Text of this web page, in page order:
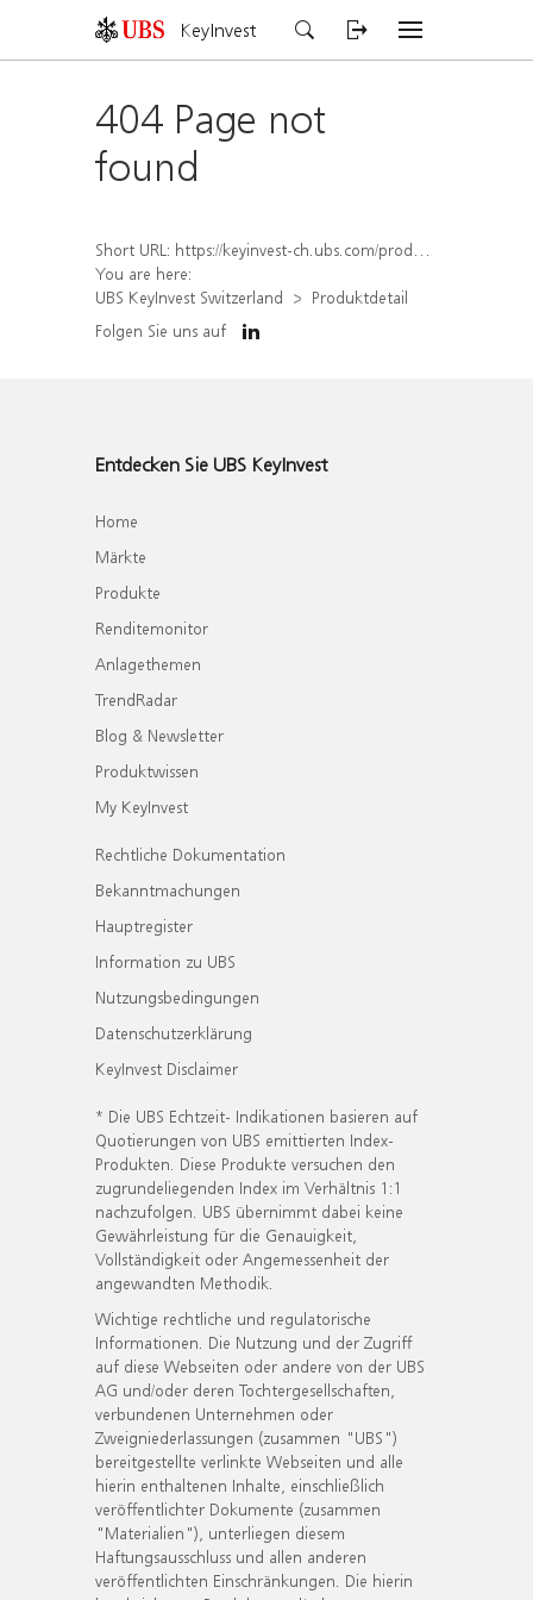
KeyInvest
404 Page not
found
Short URL: https://keyinvest-ch.ubs.com/produkt/detail/index/isin/CH1572312804
You are here:
UBS KeyInvest Switzerland
Produktdetail
Folgen Sie uns auf
Entdecken Sie UBS KeyInvest
Home
Märkte
Produkte
Renditemonitor
Anlagethemen
TrendRadar
Blog & Newsletter
Produktwissen
My KeyInvest
Rechtliche Dokumentation
Bekanntmachungen
Hauptregister
Information zu UBS
Nutzungsbedingungen
Datenschutzerklärung
KeyInvest Disclaimer
* Die UBS Echtzeit- Indikationen basieren auf
Quotierungen von UBS emittierten Index-
Produkten. Diese Produkte versuchen den
zugrundeliegenden Index im Verhältnis 1:1
nachzufolgen. UBS übernimmt dabei keine
Gewährleistung für die Genauigkeit,
Vollständigkeit oder Angemessenheit der
angewandten Methodik.
Wichtige rechtliche und regulatorische
Informationen. Die Nutzung und der Zugriff
auf diese Webseiten oder andere von der UBS
AG und/oder deren Tochtergesellschaften,
verbundenen Unternehmen oder
Zweigniederlassungen (zusammen "UBS")
bereitgestellte verlinkte Webseiten und alle
hierin enthaltenen Inhalte, einschließlich
veröffentlichter Dokumente (zusammen
"Materialien"), unterliegen diesem
Haftungsausschluss und allen anderen
veröffentlichten Einschränkungen. Die hierin